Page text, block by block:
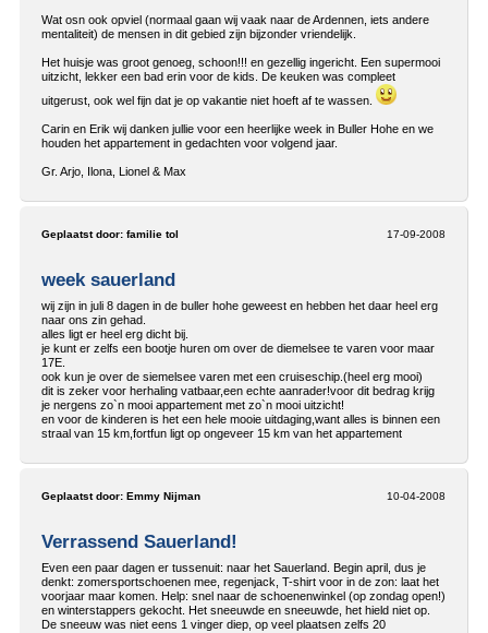
Wat osn ook opviel (normaal gaan wij vaak naar de Ardennen, iets andere
mentaliteit) de mensen in dit gebied zijn bijzonder vriendelijk.
Het huisje was groot genoeg, schoon!!! en gezellig ingericht. Een supermooi
uitzicht, lekker een bad erin voor de kids. De keuken was compleet
uitgerust, ook wel fijn dat je op vakantie niet hoeft af te wassen.
Carin en Erik wij danken jullie voor een heerlijke week in Buller Hohe en we
houden het appartement in gedachten voor volgend jaar.
Gr. Arjo, Ilona, Lionel & Max
17-09-2008
Geplaatst door: familie tol
week sauerland
wij zijn in juli 8 dagen in de buller hohe geweest en hebben het daar heel erg
naar ons zin gehad.
alles ligt er heel erg dicht bij.
je kunt er zelfs een bootje huren om over de diemelsee te varen voor maar
17E.
ook kun je over de siemelsee varen met een cruiseschip.(heel erg mooi)
dit is zeker voor herhaling vatbaar,een echte aanrader!voor dit bedrag krijg
je nergens zo`n mooi appartement met zo`n mooi uitzicht!
en voor de kinderen is het een hele mooie uitdaging,want alles is binnen een
straal van 15 km,fortfun ligt op ongeveer 15 km van het appartement
10-04-2008
Geplaatst door: Emmy Nijman
Verrassend Sauerland!
Even een paar dagen er tussenuit: naar het Sauerland. Begin april, dus je
denkt: zomersportschoenen mee, regenjack, T-shirt voor in de zon: laat het
voorjaar maar komen. Help: snel naar de schoenenwinkel (op zondag open!)
en winterstappers gekocht. Het sneeuwde en sneeuwde, het hield niet op.
De sneeuw was niet eens 1 vinger diep, op veel plaatsen zelfs 20